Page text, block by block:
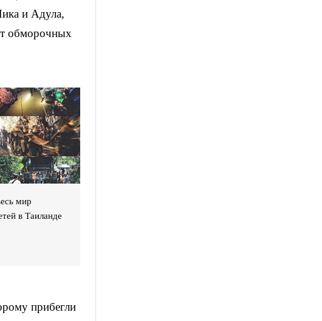
и Адула,
обморочных
мир
в Таиланде
прибегли